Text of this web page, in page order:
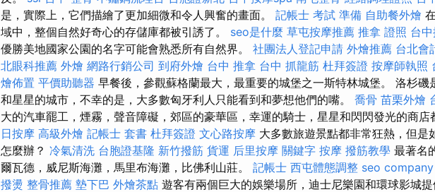
是，實際上，它們描繪了更加細微和令人興奮的畫面。 記帳士 考試 準備 自助餐外燴
域中，整個自然好奇心的存儲庫都被引誘了。 seo是什麼 草屯按摩推薦 推拿 證照 台
優勝美地國家公園的名字可能會熟悉所有自然界。 社團法人登記申請 外燴推薦 台北會
北眼科推薦 外燴 網路行銷公司 到府外燴 台中 推拿 台中 抓龍筋 杜拜簽證 按摩師執照
燴佈置 平價助聽器 早餐後，參觀蘇格蘭最大，最重要的城堡之一斯特林城堡。 洛杉磯
和星星的城市，不幸的是，大多數匈牙利人只能看到和夢想他們的嘴。 喬骨 苗栗外燴
大的汽車罷工，煙霧，聲音障礙，郊區的豪華區，幸運的騎士，星星和閃閃發光的商店
日按摩 高級外燴 記帳士 套書 杜拜簽證 文心路按摩 大多數旅遊景點都非常狂熱，但是
怎麼辦？ 冷氣清洗 台胞證基隆 新竹撥筋 貨運 后里按摩 關鍵字 按摩 撥筋教學 最著名
爾瓦德，威尼斯海灘，馬里布海灘，比佛利山莊。 記帳士 西屯體態調整 seo company
撥燙 整骨推薦 墊下巴 外燴茶點 遊客有兩個巨大的娛樂場所，迪士尼樂園和環球影城